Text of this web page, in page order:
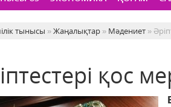
тынысы »Жаңалықтар » Мәдениет »
қос